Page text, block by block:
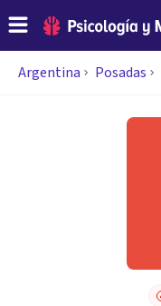
Argentina Posadas